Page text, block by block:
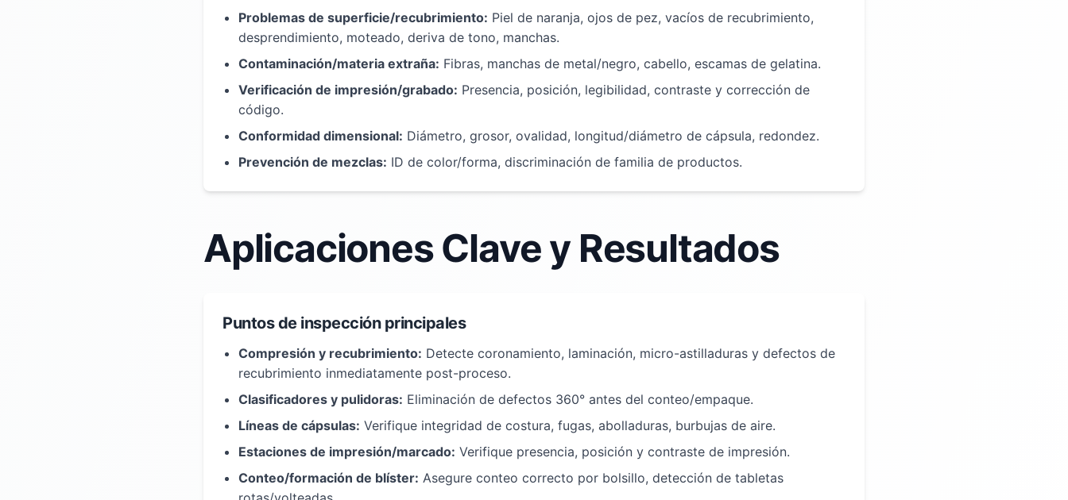
Problemas de superficie/recubrimiento: Piel de naranja, ojos de pez, vacíos de recubrimiento,
desprendimiento, moteado, deriva de tono, manchas.
Contaminación/materia extraña: Fibras, manchas de metal/negro, cabello, escamas de gelatina.
Verificación de impresión/grabado: Presencia, posición, legibilidad, contraste y corrección de
código.
Conformidad dimensional: Diámetro, grosor, ovalidad, longitud/diámetro de cápsula, redondez.
Prevención de mezclas: ID de color/forma, discriminación de familia de productos.
Aplicaciones Clave y Resultados
Puntos de inspección principales
Compresión y recubrimiento: Detecte coronamiento, laminación, micro-astilladuras y defectos de
recubrimiento inmediatamente post-proceso.
Clasificadores y pulidoras: Eliminación de defectos 360° antes del conteo/empaque.
Líneas de cápsulas: Verifique integridad de costura, fugas, abolladuras, burbujas de aire.
Estaciones de impresión/marcado: Verifique presencia, posición y contraste de impresión.
Conteo/formación de blíster: Asegure conteo correcto por bolsillo, detección de tabletas